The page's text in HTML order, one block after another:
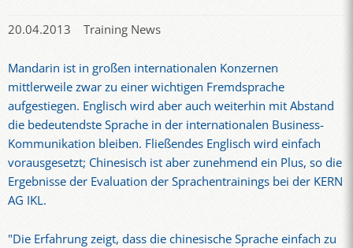
20.04.2013 Training News
Mandarin ist in großen internationalen Konzernen
mittlerweile zwar zu einer wichtigen Fremdsprache
aufgestiegen. Englisch wird aber auch weiterhin mit Abstand
die bedeutendste Sprache in der internationalen Business-
Kommunikation bleiben. Fließendes Englisch wird einfach
vorausgesetzt; Chinesisch ist aber zunehmend ein Plus, so die
Ergebnisse der Evaluation der Sprachentrainings bei der KERN
AG IKL.
"Die Erfahrung zeigt, dass die chinesische Sprache einfach zu